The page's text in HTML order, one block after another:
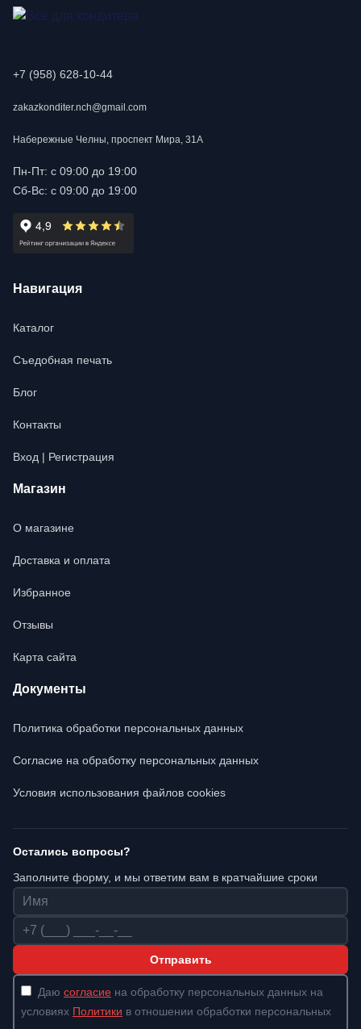
+7 (958) 628-10-44
zakazkonditer.nch@gmail.com
Набережные Челны, проспект Мира, 31А
Пн-Пт: с 09:00 до 19:00
Сб-Вс: с 09:00 до 19:00
Навигация
Каталог
Съедобная печать
Блог
Контакты
Вход | Регистрация
Магазин
О магазине
Доставка и оплата
Избранное
Отзывы
Карта сайта
Документы
Политика обработки персональных данных
Согласие на обработку персональных данных
Условия использования файлов cookies
Остались вопросы?
Заполните форму, и мы ответим вам в кратчайшие сроки
Имя
Телефон
Отправить
Даю согласие на обработку персональных данных на
условиях Политики в отношении обработки персональных